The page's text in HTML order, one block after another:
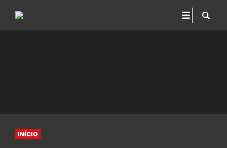
INÍCIO